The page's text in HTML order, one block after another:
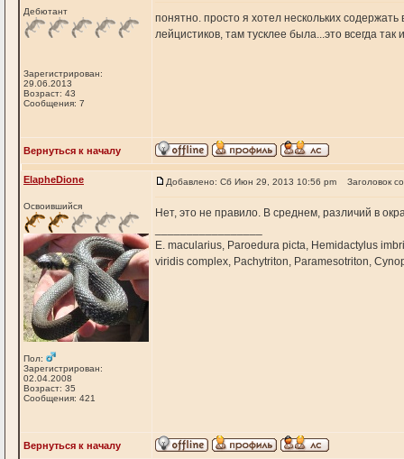
Дебютант
Зарегистрирован:
29.06.2013
Возраст: 43
Сообщения: 7
понятно. просто я хотел нескольких
лейцистиков, там тусклее была...это всегда
Вернуться к началу
ElapheDione
Освоившийся
Пол:
Зарегистрирован:
02.04.2008
Возраст: 35
Сообщения: 421
Добавлено: Сб Июн 29, 2013 10:56 pm Заголовок
Нет, это не правило. В среднем, различий в
E. macularius, Paroedura picta, Hemidactylus
viridis complex, Pachytriton, Paramesotriton,
Вернуться к началу